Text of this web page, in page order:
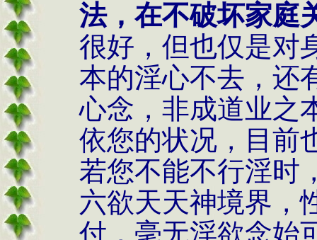
法，在不破坏家庭
很好，但也仅是对
本的淫心不去，还
心念，非成道业之
依您的状况，目前
若您不能不行淫时
六欲天天神境界，
付，毫无淫欲念始